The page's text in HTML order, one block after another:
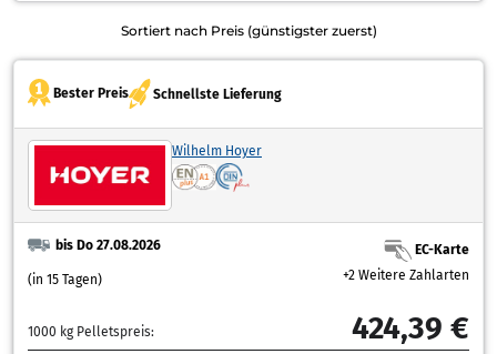
Sortiert nach Preis (günstigster zuerst)
Bester Preis Schnellste Lieferung
Wilhelm Hoyer
bis Do 27.08.2026
(in 15 Tagen)
EC-Karte
+2 Weitere Zahlarten
1000 kg Pelletspreis: 424,39 €